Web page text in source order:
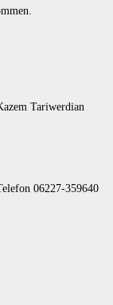
Tariwerdian
06227-359640